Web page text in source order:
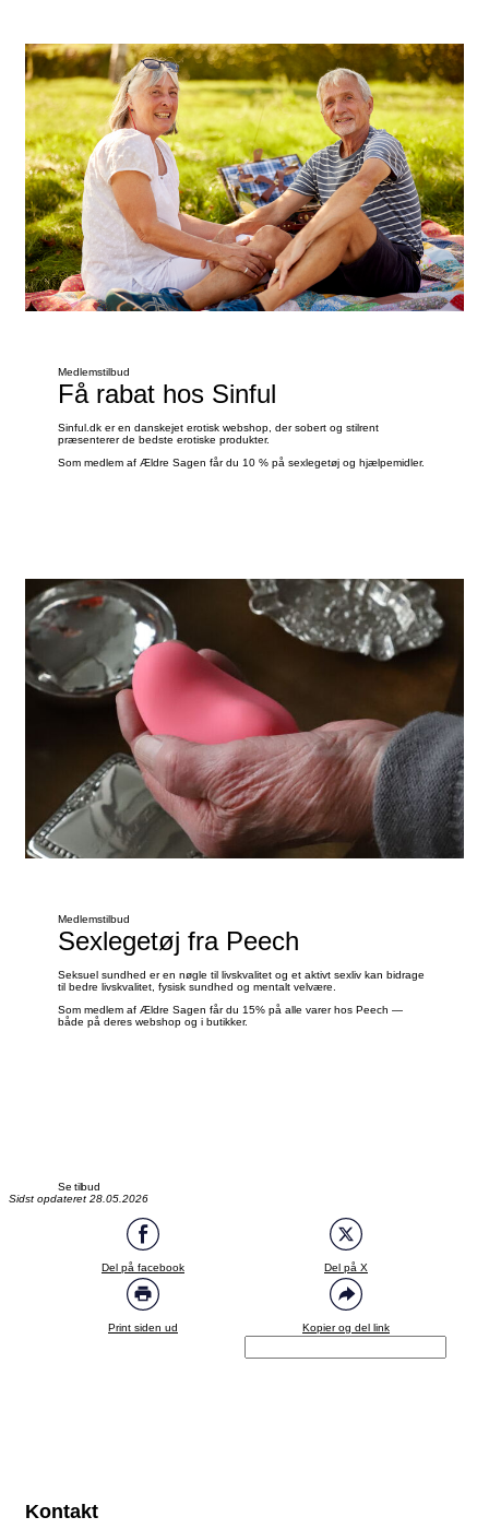
Se tilbud
Medlemstilbud
Få rabat hos Sinful
Sinful.dk er en danskejet erotisk webshop, der sobert og stilrent
præsenterer de bedste erotiske produkter.
Som medlem af Ældre Sagen får du 10 % på sexlegetøj og hjælpemidler.
Se tilbud
Medlemstilbud
Sexlegetøj fra Peech
Seksuel sundhed er en nøgle til livskvalitet og et aktivt sexliv kan bidrage
til bedre livskvalitet, fysisk sundhed og mentalt velvære.
Som medlem af Ældre Sagen får du 15% på alle varer hos Peech —
både på deres webshop og i butikker.
Se tilbud
Sidst opdateret 28.05.2026
Del på facebook Del på X
Print siden ud Kopier og del link
Kontakt